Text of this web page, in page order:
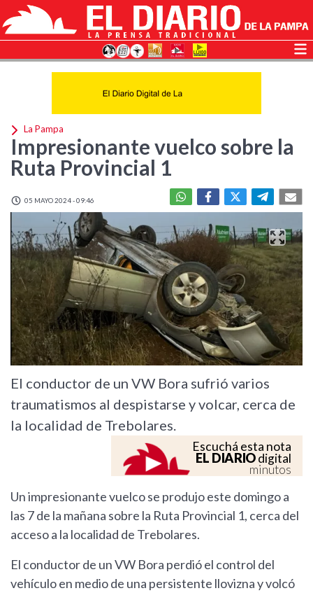
La Pampa
Impresionante vuelco sobre la
Ruta Provincial 1
05 MAYO 2024 - 09:46
El conductor de un VW Bora sufrió varios
traumatismos al despistarse y volcar, cerca de
la localidad de Trebolares.
Escuchá esta nota
EL DIARIOdigital
minutos
Un impresionante vuelco se produjo este domingo a
las 7 de la mañana sobre la Ruta Provincial 1, cerca del
acceso a la localidad de Trebolares.
El conductor de un VW Bora perdió el control del
vehículo en medio de una persistente llovizna y volcó